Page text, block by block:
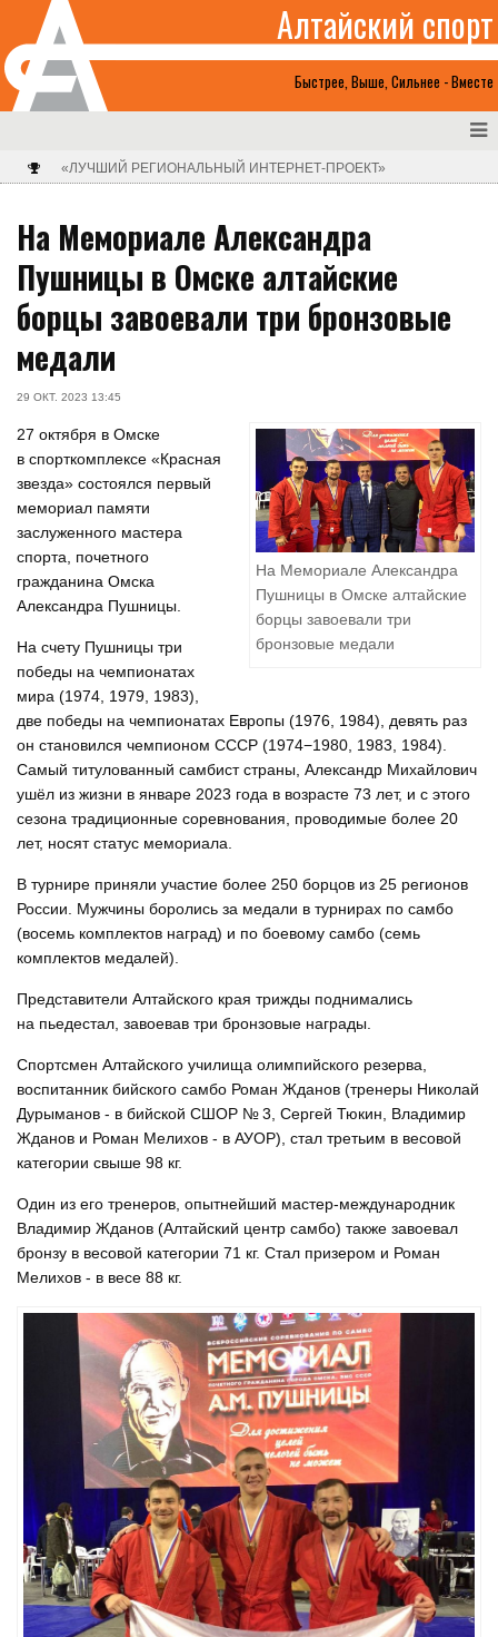
Быстрее, Выше, Сильнее - Вместе
Алтайский спорт
«ЛУЧШИЙ РЕГИОНАЛЬНЫЙ ИНТЕРНЕТ-ПРОЕКТ»
На Мемориале Александра
Пушницы в Омске алтайские
борцы завоевали три бронзовые
медали
29 ОКТ. 2023 13:45
На Мемориале Александра
Пушницы в Омске алтайские
борцы завоевали три
бронзовые медали
27 октября в Омске
в спорткомплексе «Красная
звезда» состоялся первый
мемориал памяти
заслуженного мастера
спорта, почетного
гражданина Омска
Александра Пушницы.
На счету Пушницы три
победы на чемпионатах
мира (1974, 1979, 1983),
две победы на чемпионатах Европы (1976, 1984), девять раз
он становился чемпионом СССР (1974−1980, 1983, 1984).
Самый титулованный самбист страны, Александр Михайлович
ушёл из жизни в январе 2023 года в возрасте 73 лет, и с этого
сезона традиционные соревнования, проводимые более 20
лет, носят статус мемориала.
В турнире приняли участие более 250 борцов из 25 регионов
России. Мужчины боролись за медали в турнирах по самбо
(восемь комплектов наград) и по боевому самбо (семь
комплектов медалей).
Представители Алтайского края трижды поднимались
на пьедестал, завоевав три бронзовые награды.
Спортсмен Алтайского училища олимпийского резерва,
воспитанник бийского самбо Роман Жданов (тренеры Николай
Дурыманов - в бийской СШОР № 3, Сергей Тюкин, Владимир
Жданов и Роман Мелихов - в АУОР), стал третьим в весовой
категории свыше 98 кг.
Один из его тренеров, опытнейший мастер-международник
Владимир Жданов (Алтайский центр самбо) также завоевал
бронзу в весовой категории 71 кг. Стал призером и Роман
Мелихов - в весе 88 кг.